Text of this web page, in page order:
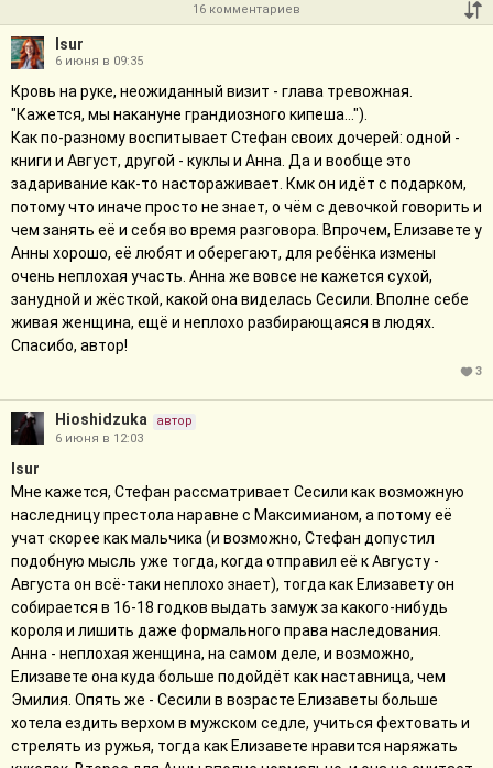
16 комментариев
Isur
6 июня в 09:35
Кровь на руке, неожиданный визит - глава тревожная.
"Кажется, мы накануне грандиозного кипеша...").
Как по-разному воспитывает Стефан своих дочерей: одной -
книги и Август, другой - куклы и Анна. Да и вообще это
задаривание как-то настораживает. Кмк он идёт с подарком,
потому что иначе просто не знает, о чём с девочкой говорить и
чем занять её и себя во время разговора. Впрочем, Елизавете у
Анны хорошо, её любят и оберегают, для ребёнка измены
очень неплохая участь. Анна же вовсе не кажется сухой,
занудной и жёсткой, какой она виделась Сесили. Вполне себе
живая женщина, ещё и неплохо разбирающаяся в людях.
Спасибо, автор!
3
Hioshidzuka
автор
6 июня в 12:03
Isur
Мне кажется, Стефан рассматривает Сесили как возможную
наследницу престола наравне с Максимианом, а потому её
учат скорее как мальчика (и возможно, Стефан допустил
подобную мысль уже тогда, когда отправил её к Августу -
Августа он всё-таки неплохо знает), тогда как Елизавету он
собирается в 16-18 годков выдать замуж за какого-нибудь
короля и лишить даже формального права наследования.
Анна - неплохая женщина, на самом деле, и возможно,
Елизавете она куда больше подойдёт как наставница, чем
Эмилия. Опять же - Сесили в возрасте Елизаветы больше
хотела ездить верхом в мужском седле, учиться фехтовать и
стрелять из ружья, тогда как Елизавете нравится наряжать